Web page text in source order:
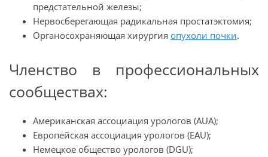
предстательной железы;
Нервосберегающая радикальная простатэктомия;
Органосохраняющая хирургия опухоли почки.
Членство в профессиональных
сообществах:
Американская ассоциация урологов (AUA);
Европейская ассоциация урологов (EAU);
Немецкое общество урологов (DGU);